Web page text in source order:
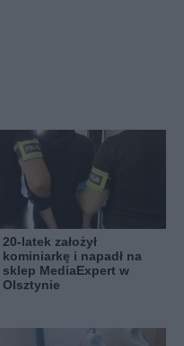
20-latek założył
kominiarkę i napadł na
sklep MediaExpert w
Olsztynie